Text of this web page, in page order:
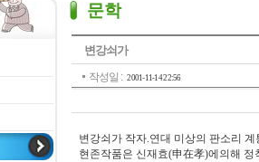
문학
변강쇠가
작성일 : 2001-11-14 22:56
변강쇠가 작자.연대 미상의 판소리
현존작품은 신재효(申在孝)에의해